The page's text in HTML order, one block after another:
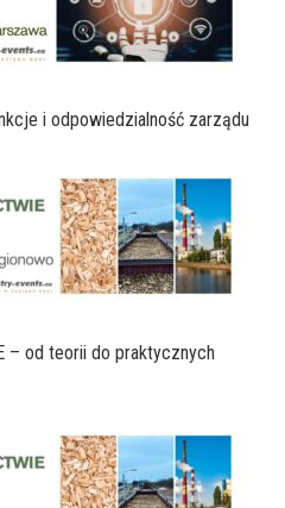
i odpowiedzialność zarządu
– od teorii do praktycznych